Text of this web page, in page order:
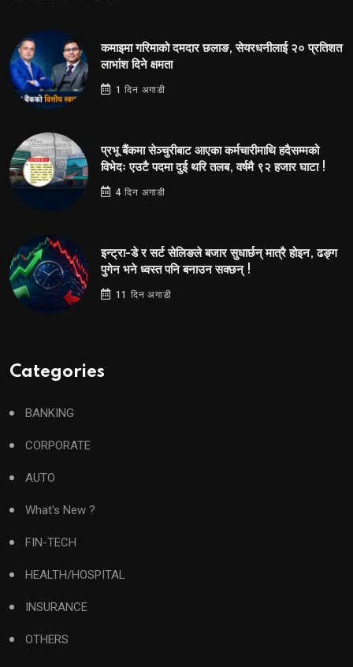
कमाइमा गरिमाको दमदार छलाङ, सेयरधनीलाई २० प्रतिशत
लाभांश दिने क्षमता
1 दिन अगाडी
प्रभू बैंकमा सेञ्चुरीबाट आएका कर्मचारीमाथि हदैसम्मको
विभेदः एउटै पदमा दुई थरि तलब, वर्षमै ९२ हजार घाटा !
4 दिन अगाडी
इन्ट्रा-डे र सर्ट सेलिङले बजार सुधार्छन् मात्रै होइन, ढङ्ग
पुगेन भने ध्वस्त पनि बनाउन सक्छन् !
11 दिन अगाडी
Categories
BANKING
CORPORATE
AUTO
What's New ?
FIN-TECH
HEALTH/HOSPITAL
INSURANCE
OTHERS